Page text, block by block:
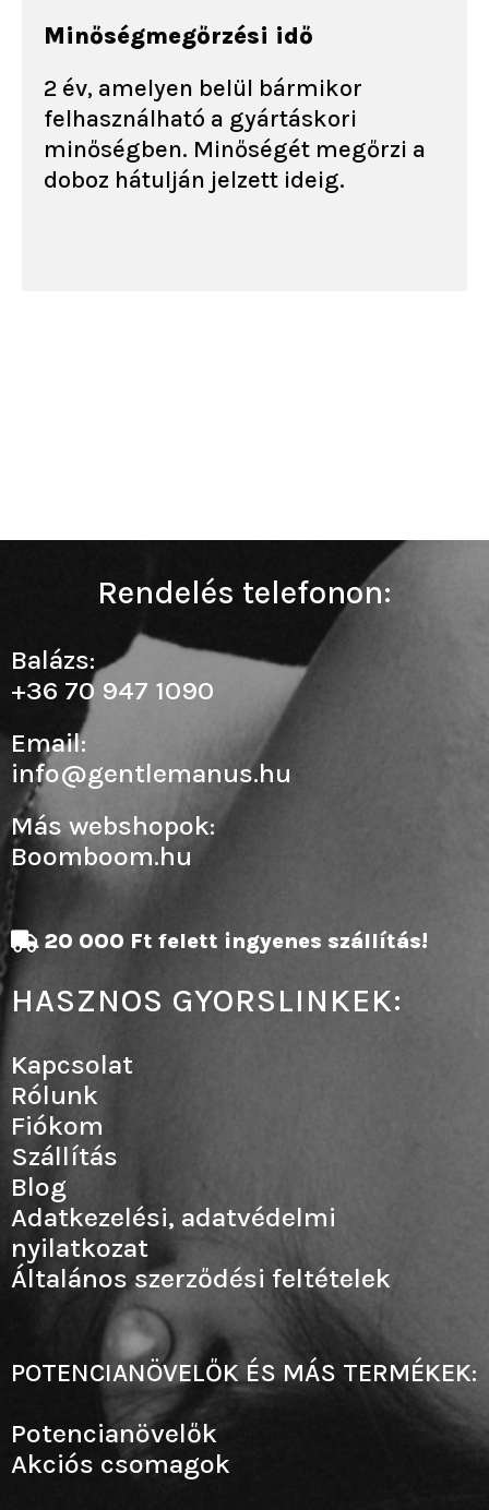
Minőségmegőrzési idő
2 év, amelyen belül bármikor
felhasználható a gyártáskori
minőségben. Minőségét megőrzi a
doboz hátulján jelzett ideig.
20 000 Ft felett ingyenes szállítás!
HASZNOS GYORSLINKEK:
Kapcsolat
Rólunk
Fiókom
Szállítás
Blog
Adatkezelési, adatvédelmi
nyilatkozat
Általános szerződési feltételek
POTENCIANÖVELŐK ÉS MÁS TERMÉKEK:
Potencianövelők
Akciós csomagok
Rendelés telefonon:
Balázs:
+36 70 947 1090
Email:
info@gentlemanus.hu
Más webshopok:
Boomboom.hu